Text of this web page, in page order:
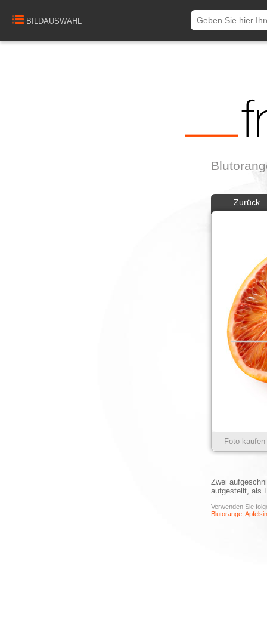
BILDAUSWAHL
Zurück
Foto kaufen
Zwei
aufgestellt, als
Verwenden Sie
Blutorange,